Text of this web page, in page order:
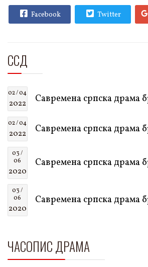
Facebook Twitter
ССД
02 / 04
2022 Савремена српска драма
02 / 04
2022 Савремена српска драма
03 /
06
2020
Савремена српска драма
03 /
06
2020
Савремена српска драма
ЧАСОПИС ДРАМА